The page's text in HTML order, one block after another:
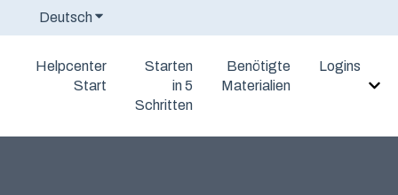
Deutsch Untermenü für Übersetzungen anzeigen
Helpcenter
Start
Starten
in 5
Schritten
Benötigte
Materialien
Logins